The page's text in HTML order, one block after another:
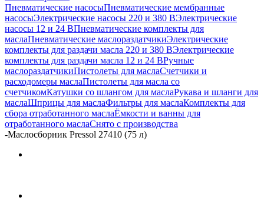
Пневматические насосыПневматические мембранные
насосыЭлектрические насосы 220 и 380 ВЭлектрические
насосы 12 и 24 ВПневматические комплекты для
маслаПневматические маслораздатчикиЭлектрические
комплекты для раздачи масла 220 и 380 ВЭлектрические
комплекты для раздачи масла 12 и 24 ВРучные
маслораздатчикиПистолеты для маслаСчетчики и
расходомеры маслаПистолеты для масла со
счетчикомКатушки со шлангом для маслаРукава и шланги для
маслаШприцы для маслаФильтры для маслаКомплекты для
сбора отработанного маслаЁмкости и ванны для
отработанного маслаСнято с производства
-Маслосборник Pressol 27410 (75 л)